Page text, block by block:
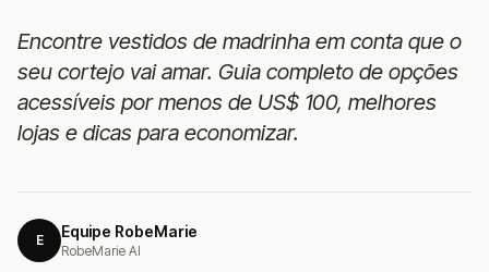
Encontre vestidos de madrinha em conta que o
seu cortejo vai amar. Guia completo de opções
acessíveis por menos de US$ 100, melhores
lojas e dicas para economizar.
E Equipe RobeMarie
RobeMarie AI